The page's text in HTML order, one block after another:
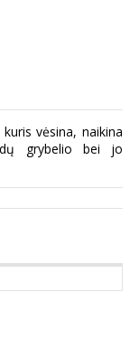
vėsina, naikina
grybelio bei jo